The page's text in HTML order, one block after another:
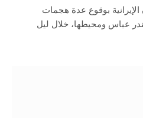
الإيرانية بوقوع عدة هجمات
عباس ومحيطها، خلال ليل